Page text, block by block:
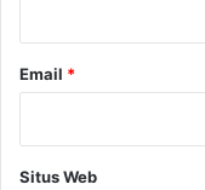
e
:
M
Email *
Situs Web